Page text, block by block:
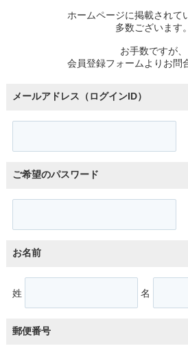
ホームページに掲載されて
多数ございます。
お手数ですが、
会員登録フォームよりお問
メールアドレス（ログインID）
ご希望のパスワード
お名前
姓 名
郵便番号